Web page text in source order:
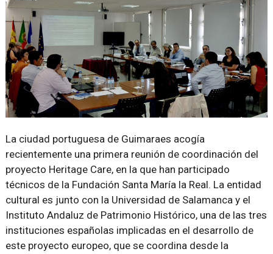
La ciudad portuguesa de Guimaraes acogía
recientemente una primera reunión de coordinación del
proyecto Heritage Care, en la que han participado
técnicos de la Fundación Santa María la Real. La entidad
cultural es junto con la Universidad de Salamanca y el
Instituto Andaluz de Patrimonio Histórico, una de las tres
instituciones españolas implicadas en el desarrollo de
este proyecto europeo, que se coordina desde la